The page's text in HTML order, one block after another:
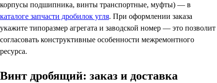
корпусы подшипника, винты транспортные, муфты) — в
каталоге запчасти дробилок угля. При оформлении заказа
укажите типоразмер агрегата и заводской номер — это позволит
согласовать конструктивные особенности межремонтного
ресурса.
Винт дробящий: заказ и доставка